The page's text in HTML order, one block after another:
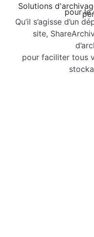
Solutions
pour le
Qu’il s’agisse d’un
site,
pour faciliter tous